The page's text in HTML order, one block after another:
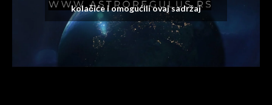
kolačiće i omogućili ovaj sadržaj